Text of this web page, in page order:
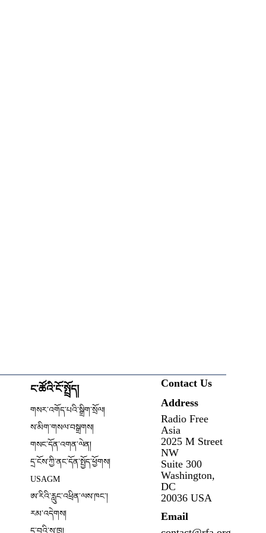
ང་ཚོའི་ངོ་སྤྲོད།
གསར་འགོད་པའི་སྒྲིག་སྲོལ།
ས་མིག་གསལ་བསྒྲགས།
Opens in new window
གསང་དོན་འགན་ལེན།
དྲ་ངོས་ཀྱི་ནང་དོན་སྤྱོད་ཕྱོགས།
USAGM
ཨ་རིའི་རླུང་འཕྲིན་ལས་ཁང༌།
Opens in new window
རམ་འདེགས།
དྲ་བའི་ས་ཁྲ།
Contact Us
Address
Radio Free
Asia
2025 M Street
NW
Suite 300
Washington,
DC
20036 USA
Email